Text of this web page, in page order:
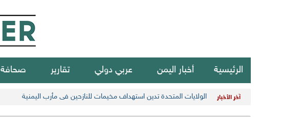
الرئيسية أخبار اليمن عربي دولي تقارير صحافة
آخر الأخبار الولايات المتحدة تدين استهداف مخيمات للنازحين في مأرب اليمنية